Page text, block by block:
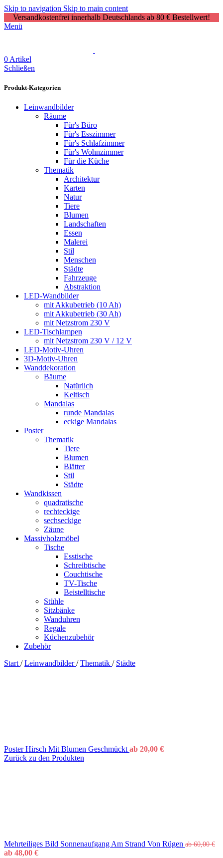
Skip to navigation Skip to main content
Versandkostenfrei innerhalb Deutschlands ab 80 € Bestellwert!
Menü
0 Artikel
Schließen
Produkt-Kategorien
Leinwandbilder
Räume
Für's Büro
Für's Esszimmer
Für's Schlafzimmer
Für's Wohnzimmer
Für die Küche
Thematik
Architektur
Karten
Natur
Tiere
Blumen
Landschaften
Essen
Malerei
Stil
Menschen
Städte
Fahrzeuge
Abstraktion
LED-Wandbilder
mit Akkubetrieb (10 Ah)
mit Akkubetrieb (30 Ah)
mit Netzstrom 230 V
LED-Tischlampen
mit Netzstrom 230 V / 12 V
LED-Motiv-Uhren
3D-Motiv-Uhren
Wanddekoration
Bäume
Natürlich
Keltisch
Mandalas
runde Mandalas
eckige Mandalas
Poster
Thematik
Tiere
Blumen
Blätter
Stil
Städte
Wandkissen
quadratische
rechteckige
sechseckige
Zäune
Massivholzmöbel
Tische
Esstische
Schreibtische
Couchtische
TV-Tische
Beistelltische
Stühle
Sitzbänke
Wanduhren
Regale
Küchenzubehör
Zubehör
Start / Leinwandbilder/ Thematik / Städte
Poster Hirsch Mit Blumen Geschmückt ab 20,00 €
Zurück zu den Produkten
Mehrteiliges Bild Sonnenaufgang Am Strand Von Rügen ab60,00€
ab 48,00 €